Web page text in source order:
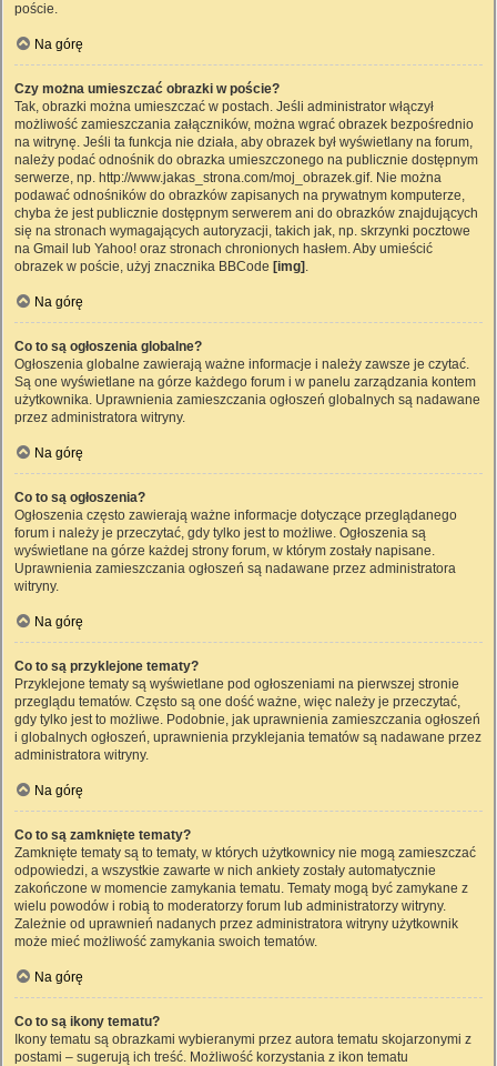
poście.
Na górę
Czy można umieszczać obrazki w poście?
Tak, obrazki można umieszczać w postach. Jeśli administrator włączył
możliwość zamieszczania załączników, można wgrać obrazek bezpośrednio
na witrynę. Jeśli ta funkcja nie działa, aby obrazek był wyświetlany na forum,
należy podać odnośnik do obrazka umieszczonego na publicznie dostępnym
serwerze, np. http://www.jakas_strona.com/moj_obrazek.gif. Nie można
podawać odnośników do obrazków zapisanych na prywatnym komputerze,
chyba że jest publicznie dostępnym serwerem ani do obrazków znajdujących
się na stronach wymagających autoryzacji, takich jak, np. skrzynki pocztowe
na Gmail lub Yahoo! oraz stronach chronionych hasłem. Aby umieścić
obrazek w poście, użyj znacznika BBCode [img] .
Na górę
Co to są ogłoszenia globalne?
Ogłoszenia globalne zawierają ważne informacje i należy zawsze je czytać.
Są one wyświetlane na górze każdego forum i w panelu zarządzania kontem
użytkownika. Uprawnienia zamieszczania ogłoszeń globalnych są nadawane
przez administratora witryny.
Na górę
Co to są ogłoszenia?
Ogłoszenia często zawierają ważne informacje dotyczące przeglądanego
forum i należy je przeczytać, gdy tylko jest to możliwe. Ogłoszenia są
wyświetlane na górze każdej strony forum, w którym zostały napisane.
Uprawnienia zamieszczania ogłoszeń są nadawane przez administratora
witryny.
Na górę
Co to są przyklejone tematy?
Przyklejone tematy są wyświetlane pod ogłoszeniami na pierwszej stronie
przeglądu tematów. Często są one dość ważne, więc należy je przeczytać,
gdy tylko jest to możliwe. Podobnie, jak uprawnienia zamieszczania ogłoszeń
i globalnych ogłoszeń, uprawnienia przyklejania tematów są nadawane przez
administratora witryny.
Na górę
Co to są zamknięte tematy?
Zamknięte tematy są to tematy, w których użytkownicy nie mogą zamieszczać
odpowiedzi, a wszystkie zawarte w nich ankiety zostały automatycznie
zakończone w momencie zamykania tematu. Tematy mogą być zamykane z
wielu powodów i robią to moderatorzy forum lub administratorzy witryny.
Zależnie od uprawnień nadanych przez administratora witryny użytkownik
może mieć możliwość zamykania swoich tematów.
Na górę
Co to są ikony tematu?
Ikony tematu są obrazkami wybieranymi przez autora tematu skojarzonymi z
postami – sugerują ich treść. Możliwość korzystania z ikon tematu